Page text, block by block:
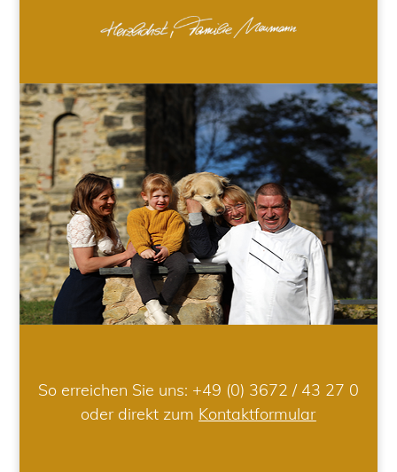
So erreichen Sie uns: +49 (0) 3672 / 43 27 0
oder direkt zum Kontaktformular